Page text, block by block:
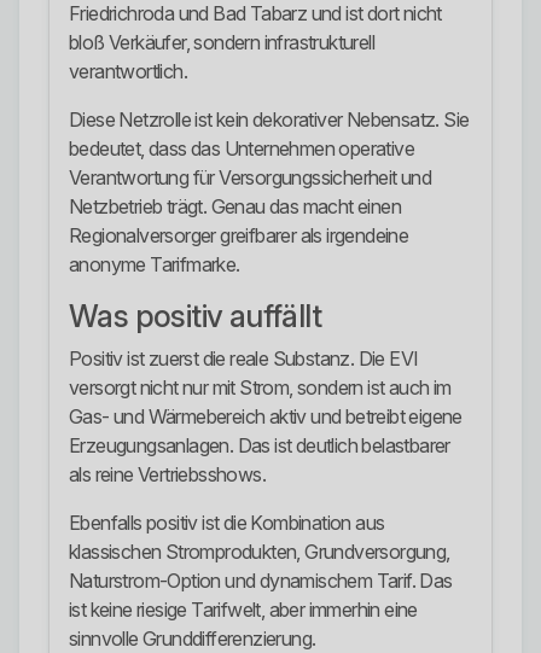
Friedrichroda und Bad Tabarz und ist dort nicht
bloß Verkäufer, sondern infrastrukturell
verantwortlich.
Diese Netzrolle ist kein dekorativer Nebensatz. Sie
bedeutet, dass das Unternehmen operative
Verantwortung für Versorgungssicherheit und
Netzbetrieb trägt. Genau das macht einen
Regionalversorger greifbarer als irgendeine
anonyme Tarifmarke.
Was positiv auffällt
Positiv ist zuerst die reale Substanz. Die EVI
versorgt nicht nur mit Strom, sondern ist auch im
Gas- und Wärmebereich aktiv und betreibt eigene
Erzeugungsanlagen. Das ist deutlich belastbarer
als reine Vertriebsshows.
Ebenfalls positiv ist die Kombination aus
klassischen Stromprodukten, Grundversorgung,
Naturstrom-Option und dynamischem Tarif. Das
ist keine riesige Tarifwelt, aber immerhin eine
sinnvolle Grunddifferenzierung.